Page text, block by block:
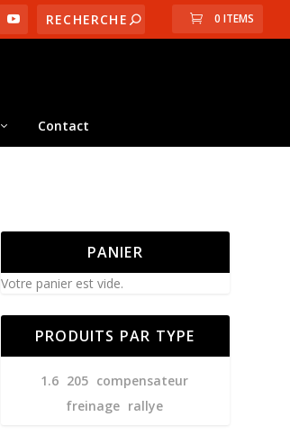
0 ITEMS
Contact
PANIER
Votre panier est vide.
PRODUITS PAR TYPE
1.6 205 compensateur
freinage rallye